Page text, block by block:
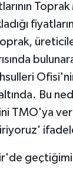
Bu
TMO'ya